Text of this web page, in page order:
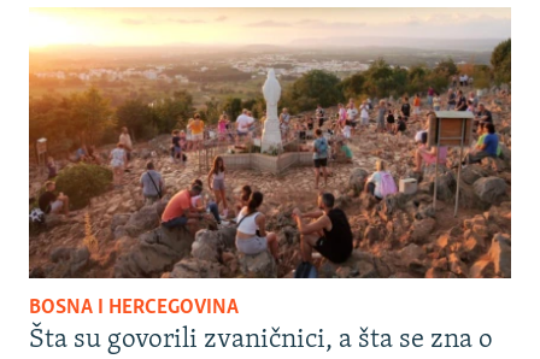
BOSNA I HERCEGOVINA
Šta su govorili zvaničnici, a šta se zna o